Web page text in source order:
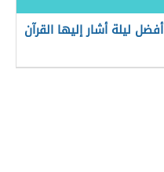
أفضل ليلة أشار إليها القرآن